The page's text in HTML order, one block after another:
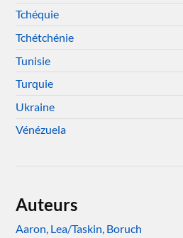
Tchéquie
Tchétchénie
Tunisie
Turquie
Ukraine
Vénézuela
Auteurs
Aaron, Lea/Taskin, Boruch